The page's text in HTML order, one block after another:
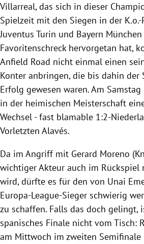
Villarreal, das sich in dieser
Spielzeit mit den Siegen in der K.o.-
Juventus Turin und Bayern München
Favoritenschreck hervorgetan hat,
Anfield Road nicht einmal einen
Konter anbringen, die bis dahin der
Erfolg gewesen waren. Am
in der heimischen Meisterschaft
Wechsel - fast blamable 1:2-
Vorletzten Alavés.
Da im Angriff mit Gerard Moreno
wichtiger Akteur auch im Rückspiel
wird, dürfte es für den von Unai
Europa-League-Sieger schwierig
zu schaffen. Falls das doch gelingt,
spanisches Finale nicht vom Tisch:
am Mittwoch im zweiten Semifinale